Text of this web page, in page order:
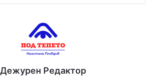
Дежурен Редактор